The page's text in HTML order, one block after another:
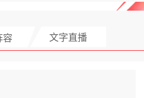
容 文字直播